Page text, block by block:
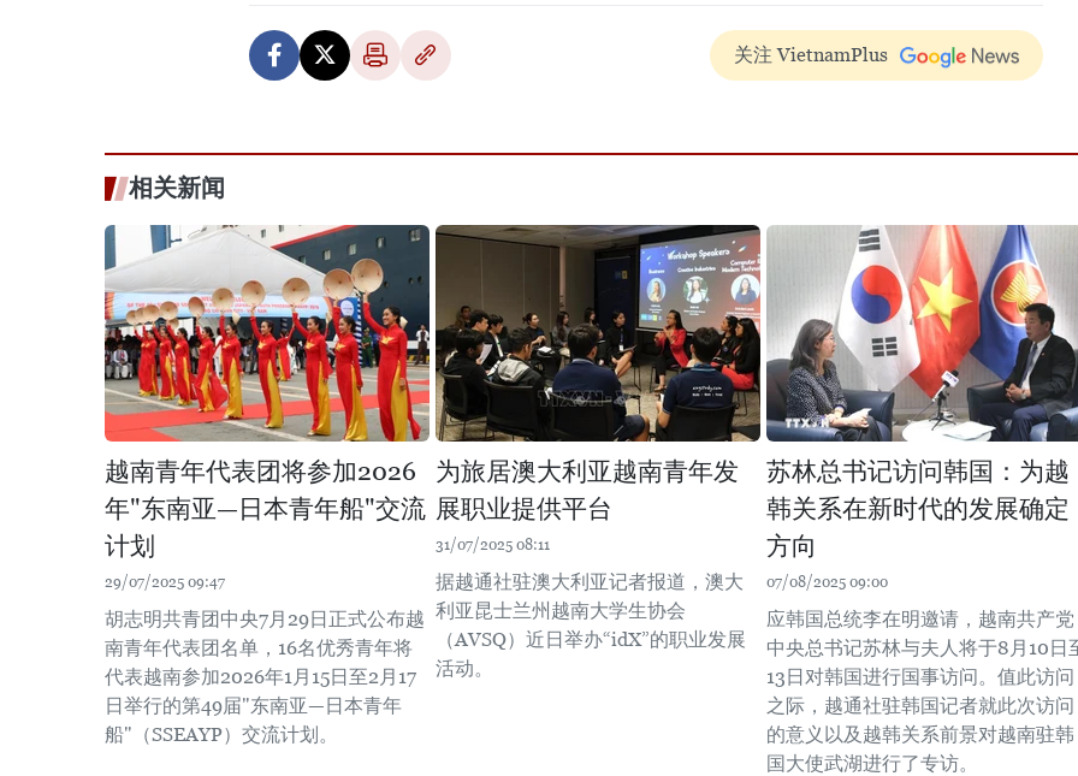
关注 VietnamPlus
相关新闻
越南青年代表团将参加2026
年"东南亚—日本青年船"交流
计划
29/07/2025 09:47
胡志明共青团中央7月29日正式公布越
南青年代表团名单，16名优秀青年将
代表越南参加2026年1月15日至2月17
日举行的第49届"东南亚—日本青年
船"（SSEAYP）交流计划。
为旅居澳大利亚越南青年发
展职业提供平台
31/07/2025 08:11
据越通社驻澳大利亚记者报道，澳大
利亚昆士兰州越南大学生协会
（AVSQ）近日举办“idX”的职业发展
活动。
苏林总书记访问韩国：为越
韩关系在新时代的发展确定
方向
07/08/2025 09:00
应韩国总统李在明邀请，越南共产党
中央总书记苏林与夫人将于8月10日
13日对韩国进行国事访问。值此访问
之际，越通社驻韩国记者就此次访问
的意义以及越韩关系前景对越南驻韩
国大使武湖进行了专访。